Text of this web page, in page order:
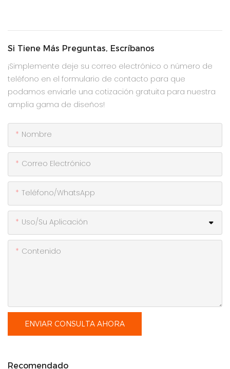
Si Tiene Más Preguntas, Escríbanos
¡Simplemente deje su correo electrónico o número de
teléfono en el formulario de contacto para que
podamos enviarle una cotización gratuita para nuestra
amplia gama de diseños!
Nombre
Correo Electrónico
Teléfono/WhatsApp
Uso/Su Aplicación
Contenido
ENVIAR CONSULTA AHORA
Recomendado